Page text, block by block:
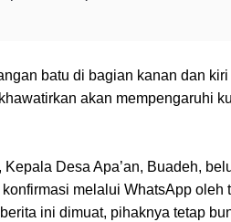
batu di bagian kanan dan
akan mempengaruhi
Kepala Desa Apa’an, Buadeh,
melalui WhatsApp oleh
ini dimuat, pihaknya tetap